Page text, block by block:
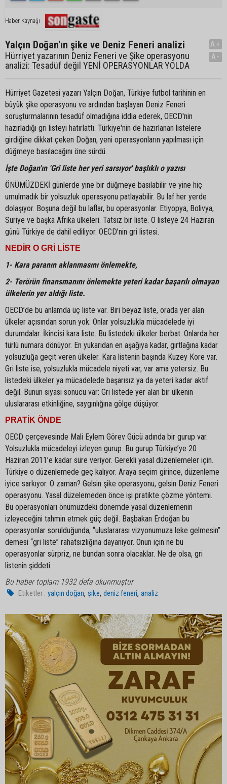
Haber Kaynağı
Yalçın Doğan'ın şike ve Deniz Feneri analizi
Hürriyet yazarının Deniz Feneri ve Şike operasyonu
analizi: Tesadüf değil YENİ OPERASYONLAR YOLDA
A+
A-
Hürriyet Gazetesi yazarı Yalçın Doğan, Türkiye futbol tarihinin en
büyük şike operasyonu ve ardından başlayan Deniz Feneri
soruşturmalarının tesadüf olmadığına iddia ederek, OECD'nin
hazırladığı gri listeyi hatırlattı. Türkiye'nin de hazırlanan listelere
girdiğine dikkat çeken Doğan, yeni operasyonların yapılması için
düğmeye basılacağını öne sürdü.
İşte Doğan'ın 'Gri liste her yeri sarsıyor' başlıklı o yazısı
ÖNÜMÜZDEKİ günlerde yine bir düğmeye basılabilir ve yine hiç
umulmadık bir yolsuzluk operasyonu patlayabilir. Bu laf her yerde
dolaşıyor. Boşuna değil bu laflar, bu operasyonlar. Etiyopya, Bolivya,
Suriye ve başka Afrika ülkeleri. Tatsız bir liste. O listeye 24 Haziran
günü Türkiye de dahil ediliyor. OECD’nin gri listesi.
NEDİR O GRİ LİSTE
1- Kara paranın aklanmasını önlemekte,
2- Terörün finansmanını önlemekte yeteri kadar başarılı olmayan
ülkelerin yer aldığı liste.
OECD’de bu anlamda üç liste var. Biri beyaz liste, orada yer alan
ülkeler açısından sorun yok. Onlar yolsuzlukla mücadelede iyi
durumdalar. İkincisi kara liste. Bu listedeki ülkeler berbat. Onlarda her
türlü numara dönüyor. En yukarıdan en aşağıya kadar, gırtlağına kadar
yolsuzluğa geçit veren ülkeler. Kara listenin başında Kuzey Kore var.
Gri liste ise, yolsuzlukla mücadele niyeti var, var ama yetersiz. Bu
listedeki ülkeler ya mücadelede başarısız ya da yeteri kadar aktif
değil. Bunun siyasi sonucu var: Gri listede yer alan bir ülkenin
uluslararası etkinliğine, saygınlığına gölge düşüyor.
PRATİK ÖNDE
OECD çerçevesinde Mali Eylem Görev Gücü adında bir gurup var.
Yolsuzlukla mücadeleyi izleyen gurup. Bu gurup Türkiye’ye 20
Haziran 2011’e kadar süre veriyor. Gerekli yasal düzenlemeler için.
Türkiye o düzenlemede geç kalıyor. Araya seçim girince, düzenleme
iyice sarkıyor. O zaman? Gelsin şike operasyonu, gelsin Deniz Feneri
operasyonu. Yasal düzelemeden önce işi pratikte çözme yöntemi.
Bu operasyonları önümüzdeki dönemde yasal düzenlemenin
izleyeceğini tahmin etmek güç değil. Başbakan Erdoğan bu
operasyonlar sorulduğunda, “uluslararası vizyonumuza leke gelmesin”
demesi “gri liste” rahatsızlığına dayanıyor. Onun için ne bu
operasyonlar sürpriz, ne bundan sonra olacaklar. Ne de olsa, gri
listenin şiddeti.
Bu haber toplam 1932 defa okunmuştur
Etiketler : yalçın doğan, şike,deniz feneri,analiz